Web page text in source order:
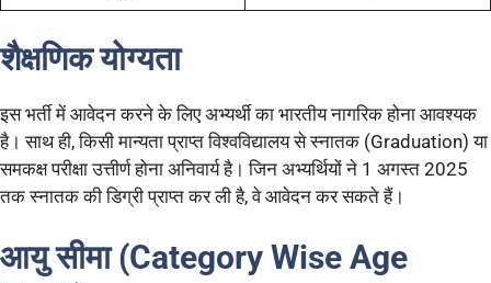
शैक्षणिक योग्यता
इस भर्ती में आवेदन करने के लिए अभ्यर्थी का भारतीय नागरिक होना आवश्यक
है। साथ ही, किसी मान्यता प्राप्त विश्वविद्यालय से स्नातक (Graduation) या
समकक्ष परीक्षा उत्तीर्ण होना अनिवार्य है। जिन अभ्यर्थियों ने 1 अगस्त 2025
तक स्नातक की डिग्री प्राप्त कर ली है, वे आवेदन कर सकते हैं।
आयु सीमा (Category Wise Age